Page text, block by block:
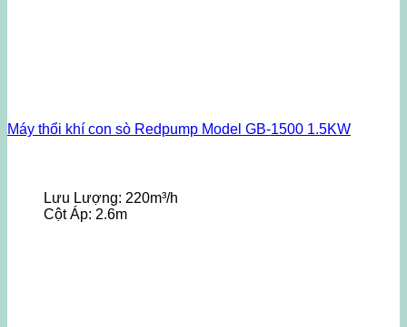
Máy thổi khí con sò Redpump Model GB-1500 1.5KW
Lưu Lượng: 220m³/h
Cột Áp: 2.6m